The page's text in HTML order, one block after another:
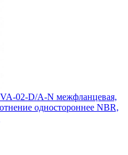
02-D/A-N межфланцевая,
одностороннее NBR,